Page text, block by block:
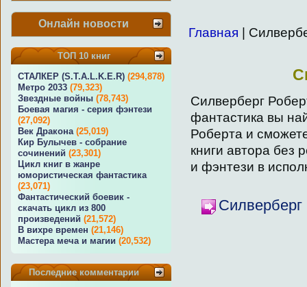
Онлайн новости
ТОП 10 книг
СТАЛКЕР (S.T.A.L.K.E.R) (294,878)
Метро 2033 (79,323)
Звездные войны (78,743)
Боевая магия - серия фэнтези
(27,092)
Век Дракона (25,019)
Кир Булычев - собрание
сочинений (23,301)
Цикл книг в жанре
юмористическая фантастика
(23,071)
Фантастический боевик -
скачать цикл из 800
произведений (21,572)
В вихре времен (21,146)
Мастера меча и магии (20,532)
Последние комментарии
Главная |
Силверберг
фантастика вы
Роберта и
книги автора без
и фэнтези в